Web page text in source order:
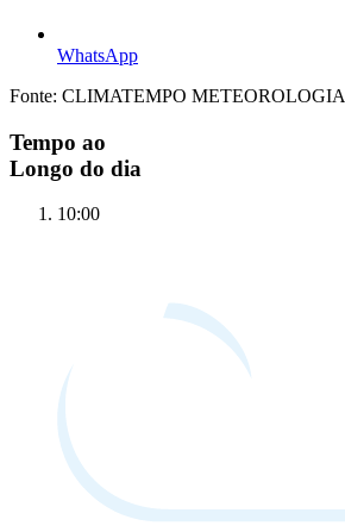
WhatsApp
Fonte: CLIMATEMPO METEOROLOGIA
Tempo ao
Longo do dia
10:00